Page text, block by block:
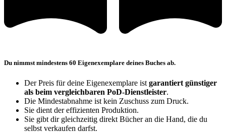
Du nimmst mindestens 60 Eigenexemplare deines Buches ab.
Der Preis für deine Eigenexemplare ist garantiert günstiger
als beim vergleichbaren PoD-Dienstleister.
Die Mindestabnahme ist kein Zuschuss zum Druck.
Sie dient der effizienten Produktion.
Sie gibt dir gleichzeitig direkt Bücher an die Hand, die du
selbst verkaufen darfst.